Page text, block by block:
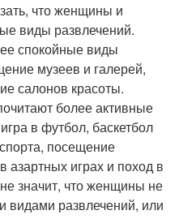
что женщины и
виды развлечений.
спокойные виды
музеев и галерей,
салонов красоты.
более активные
в футбол, баскетбол
посещение
азартных играх и поход в
значит, что женщины не
видами развлечений, или